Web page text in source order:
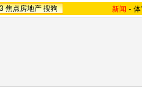
焦点房地产 搜狗 新闻 -